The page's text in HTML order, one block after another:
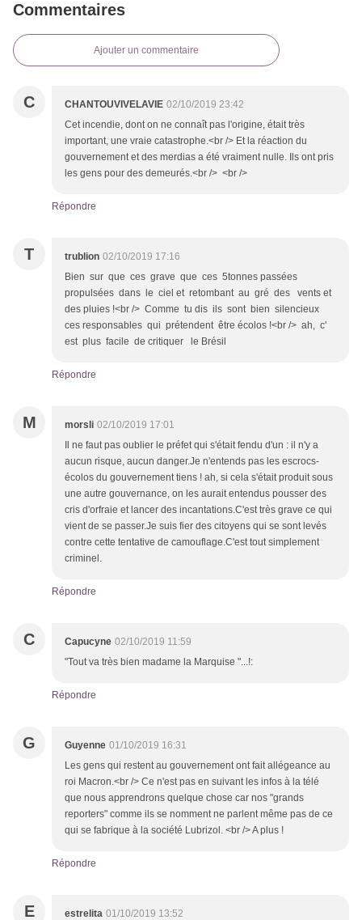
Commentaires
Ajouter un commentaire
C CHANTOUVIVELAVIE 02/10/2019 23:42
Cet incendie, dont on ne connaît pas l'origine, était très
important, une vraie catastrophe.<br /> Et la réaction du
gouvernement et des merdias a été vraiment nulle. Ils ont pris
les gens pour des demeurés.<br /> <br />
Répondre
T trublion 02/10/2019 17:16
Bien sur que ces grave que ces 5tonnes passées
propulsées dans le ciel et retombant au gré des vents et
des pluies !<br /> Comme tu dis ils sont bien silencieux
ces responsables qui prétendent être écolos !<br /> ah, c'
est plus facile de critiquer le Brésil
Répondre
M morsli 02/10/2019 17:01
Il ne faut pas oublier le préfet qui s'était fendu d'un : il n'y a
aucun risque, aucun danger.Je n'entends pas les escrocs-
écolos du gouvernement tiens ! ah, si cela s'était produit sous
une autre gouvernance, on les aurait entendus pousser des
cris d'orfraie et lancer des incantations.C'est très grave ce qui
vient de se passer.Je suis fier des citoyens qui se sont levés
contre cette tentative de camouflage.C'est tout simplement
criminel.
Répondre
C Capucyne 02/10/2019 11:59
"Tout va très bien madame la Marquise "...!:
Répondre
G Guyenne 01/10/2019 16:31
Les gens qui restent au gouvernement ont fait allégeance au
roi Macron.<br /> Ce n'est pas en suivant les infos à la télé
que nous apprendrons quelque chose car nos "grands
reporters" comme ils se nomment ne parlent même pas de ce
qui se fabrique à la société Lubrizol. <br /> A plus !
Répondre
E estrelita 01/10/2019 13:52